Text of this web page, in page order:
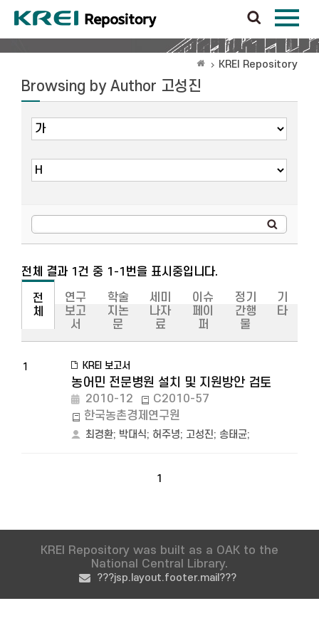
KREI Repository
Browsing by Author 고성진
전체 결과 1건 중 1-1번을 표시중입니다.
전
체
연구
보고
서
학술
지논
문
세미
나자
료
이슈
페이
퍼
정기
간행
물
기
타
1 KREI 보고서
농어민 전문병원 설치 및 지원방안 검토
2010-12
C2010-57
한국농촌경제연구원
최경환; 박대식; 허주녕; 고성진; 송태균;
1
KREI Repository was built as a OAK to the
National Central Library.
???jsp.layout.footer.mail???